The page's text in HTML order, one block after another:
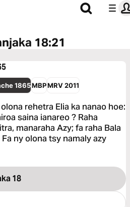
18:21
1865MBPMRV 2011
rehetra Elia ka nanao hoe:
saina ianareo ? Raha
manaraha Azy; fa raha Bala
ny olona tsy namaly azy
18